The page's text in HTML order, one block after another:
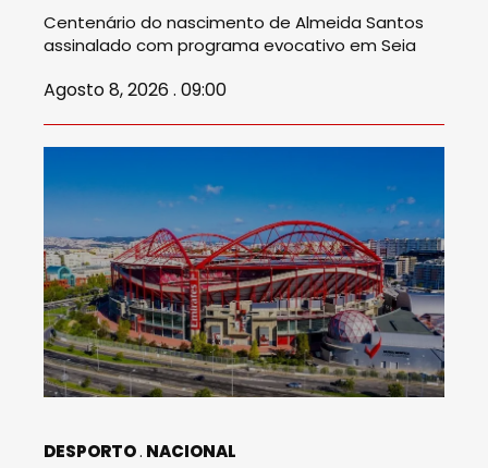
Centenário do nascimento de Almeida Santos
assinalado com programa evocativo em Seia
Agosto 8, 2026 . 09:00
DESPORTO NACIONAL